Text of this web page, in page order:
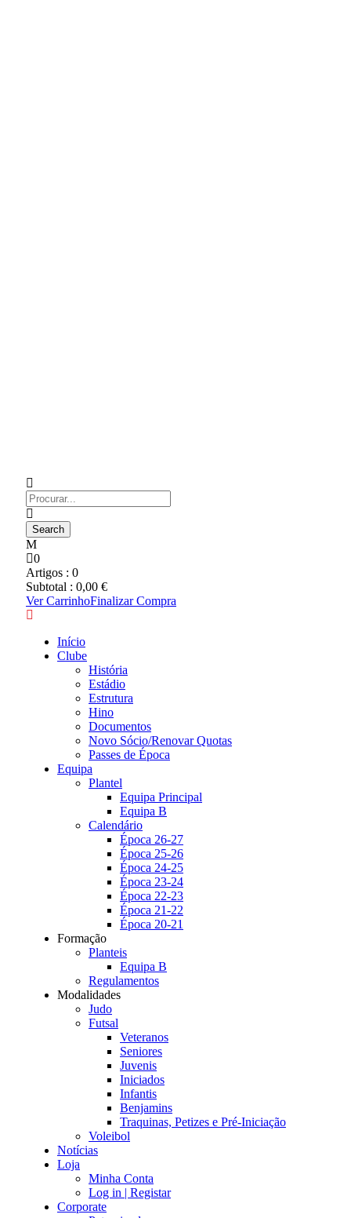
0
Artigos : 0
Subtotal : 0,00 €
Ver CarrinhoFinalizar Compra
Início
Clube
História
Estádio
Estrutura
Hino
Documentos
Novo Sócio/Renovar Quotas
Passes de Época
Equipa
Plantel
Equipa Principal
Equipa B
Calendário
Época 26-27
Época 25-26
Época 24-25
Época 23-24
Época 22-23
Época 21-22
Época 20-21
Formação
Planteis
Equipa B
Regulamentos
Modalidades
Judo
Futsal
Veteranos
Seniores
Juvenis
Iniciados
Infantis
Benjamins
Traquinas, Petizes e Pré-Iniciação
Voleibol
Notícias
Loja
Minha Conta
Log in | Registar
Corporate